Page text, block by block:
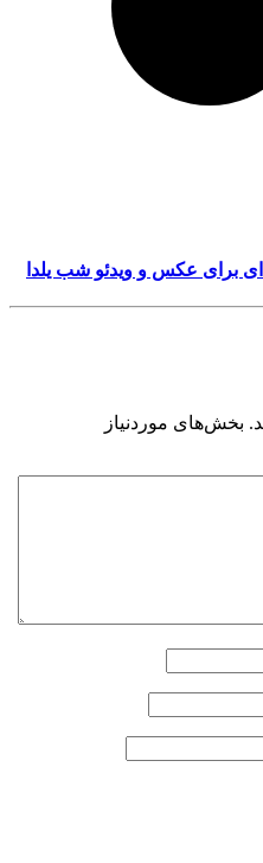
برای عکس و ویدئو شب یلدا
بخش‌های موردنیاز